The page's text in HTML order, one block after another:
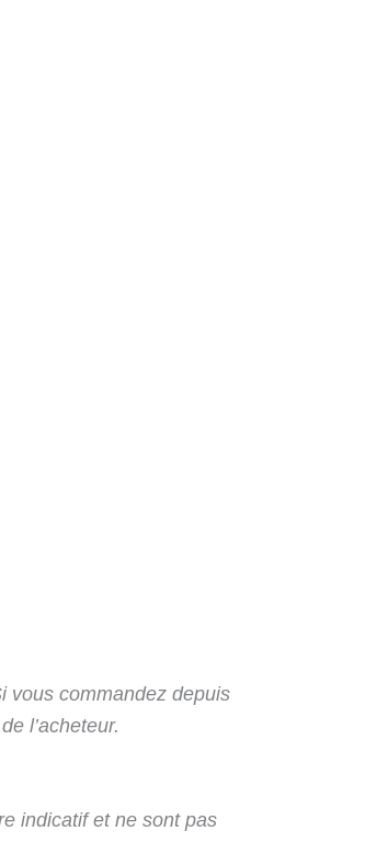
vous commandez depuis
l’acheteur.
indicatif et ne sont pas